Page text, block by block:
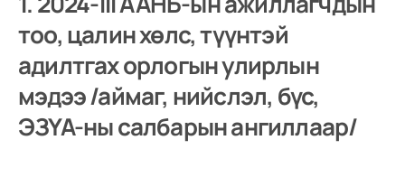
тоо, цалин хөлс, түүнтэй
адилтгах орлогын улирлын
мэдээ /аймаг, нийслэл, бүс,
ЭЗҮА-ны салбарын ангиллаар/